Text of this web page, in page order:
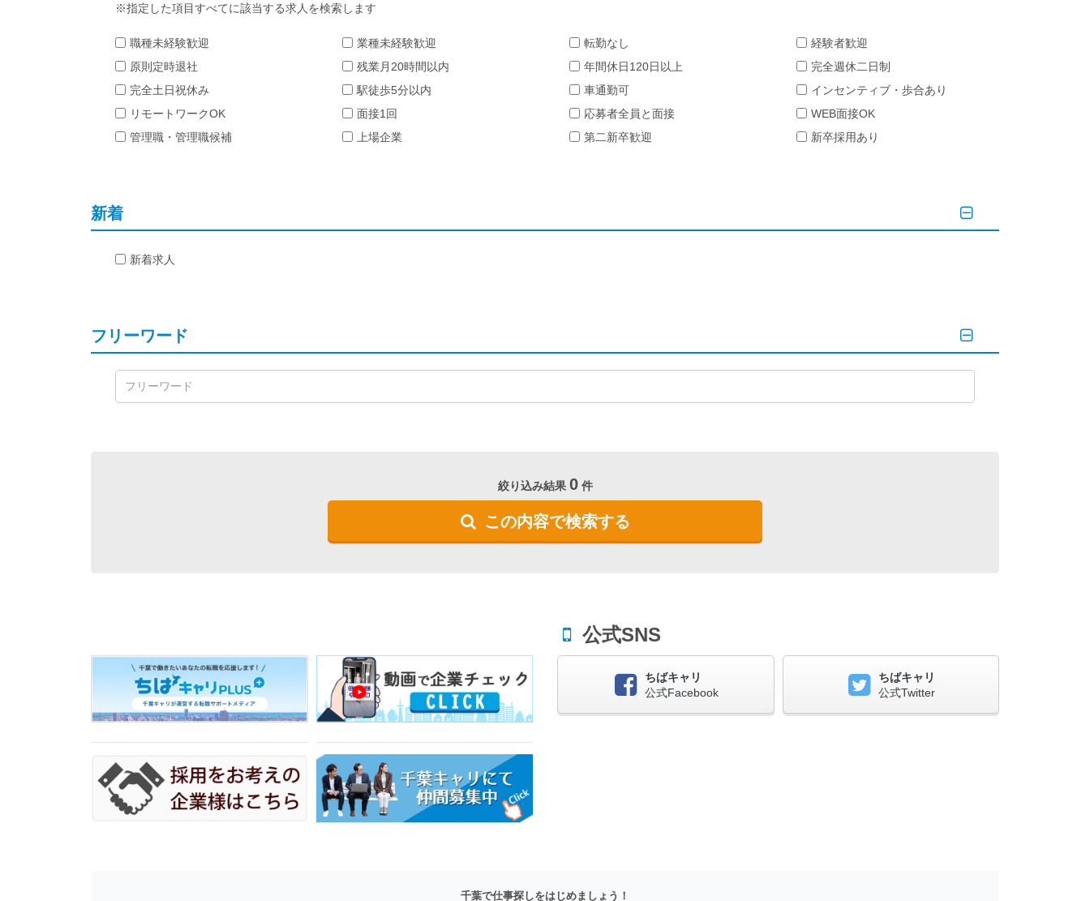
指定した項目すべてに該当する求人を検索します
職種未経験歓迎 業種未経験歓迎 転勤なし
経験者歓迎
原則定時退社
残業月20時間以内 年間休日120日以上
完全週休二日制
完全土日祝休み
駅徒歩5分以内 車通勤可
インセンティブ・歩合あり
リモートワークOK
面接1回 応募者全員と面接
WEB面接OK
管理職・管理職候補
上場企業 第二新卒歓迎 新卒採用あり
新着
新着求人
フリーワード
絞り込み結果 0件
この内容で検索する
公式SNS
ちばキャリ
公式Facebook
ちばキャリ
公式Twitter
千葉で仕事探しをはじめましょう！